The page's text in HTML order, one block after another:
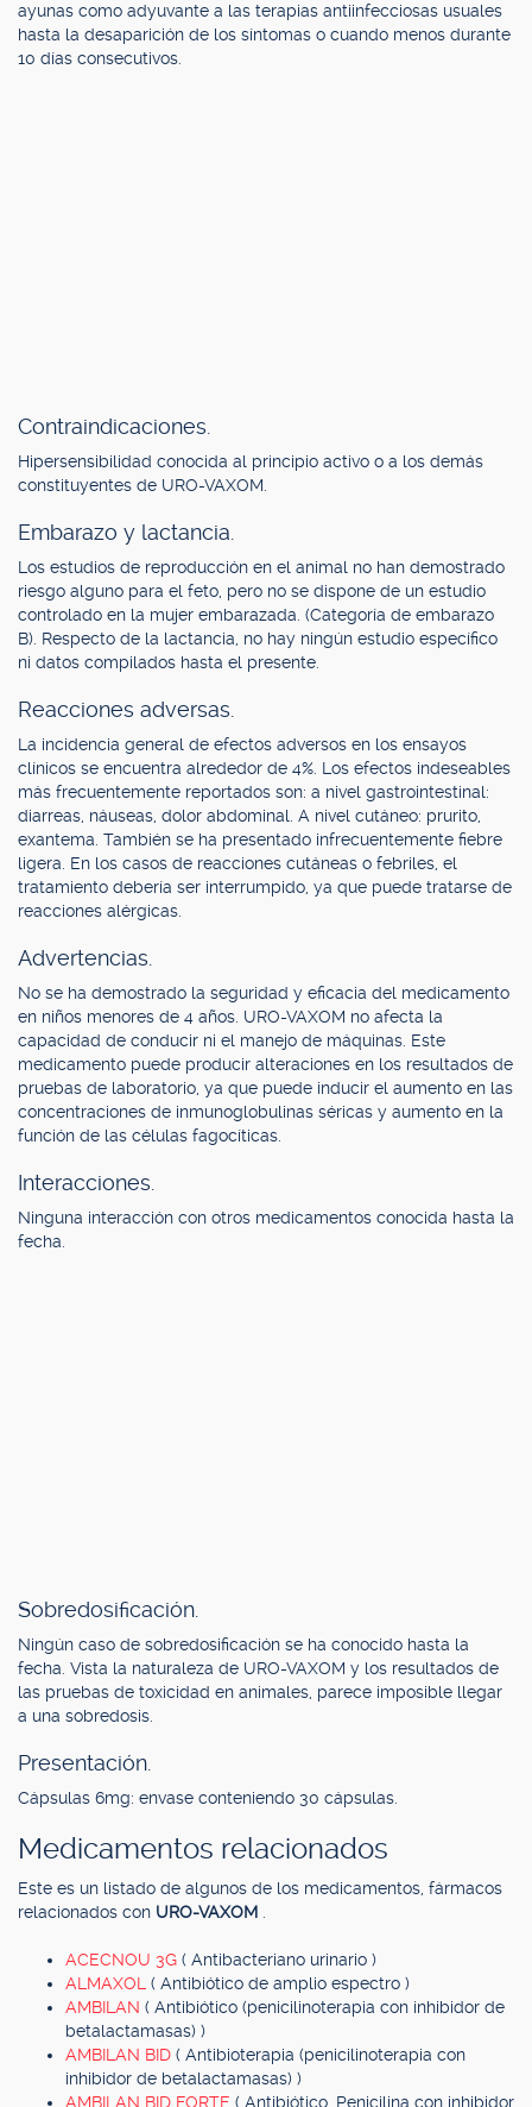
ayunas como adyuvante a las terapias antiinfecciosas usuales
hasta la desaparición de los síntomas o cuando menos durante
10 días consecutivos.
Contraindicaciones.
Hipersensibilidad conocida al principio activo o a los demás
constituyentes de URO-VAXOM.
Embarazo y lactancia.
Los estudios de reproducción en el animal no han demostrado
riesgo alguno para el feto, pero no se dispone de un estudio
controlado en la mujer embarazada. (Categoría de embarazo
B). Respecto de la lactancia, no hay ningún estudio específico
ni datos compilados hasta el presente.
Reacciones adversas.
La incidencia general de efectos adversos en los ensayos
clínicos se encuentra alrededor de 4%. Los efectos indeseables
más frecuentemente reportados son: a nivel gastrointestinal:
diarreas, náuseas, dolor abdominal. A nivel cutáneo: prurito,
exantema. También se ha presentado infrecuentemente fiebre
ligera. En los casos de reacciones cutáneas o febriles, el
tratamiento debería ser interrumpido, ya que puede tratarse de
reacciones alérgicas.
Advertencias.
No se ha demostrado la seguridad y eficacia del medicamento
en niños menores de 4 años. URO-VAXOM no afecta la
capacidad de conducir ni el manejo de máquinas. Este
medicamento puede producir alteraciones en los resultados de
pruebas de laboratorio, ya que puede inducir el aumento en las
concentraciones de inmunoglobulinas séricas y aumento en la
función de las células fagocíticas.
Interacciones.
Ninguna interacción con otros medicamentos conocida hasta la
fecha.
Sobredosificación.
Ningún caso de sobredosificación se ha conocido hasta la
fecha. Vista la naturaleza de URO-VAXOM y los resultados de
las pruebas de toxicidad en animales, parece imposible llegar
a una sobredosis.
Presentación.
Cápsulas 6mg: envase conteniendo 30 cápsulas.
Medicamentos relacionados
Este es un listado de algunos de los medicamentos, fármacos
relacionados con URO-VAXOM
ACECNOU 3G ( Antibacteriano urinario )
ALMAXOL ( Antibiótico de amplio espectro )
AMBILAN ( Antibiótico (penicilinoterapia con inhibidor de
betalactamasas) )
AMBILAN BID ( Antibioterapia (penicilinoterapia con
inhibidor de betalactamasas) )
AMBILAN BID FORTE ( Antibiótico, Penicilina con inhibidor